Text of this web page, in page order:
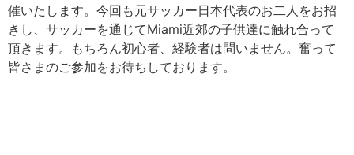
催いたします。今回も元サッカー日本代表のお二人をお招
きし、サッカーを通じてMiami近郊の子供達に触れ合って
頂きます。もちろん初心者、経験者は問いません。奮って
皆さまのご参加をお待ちしております。